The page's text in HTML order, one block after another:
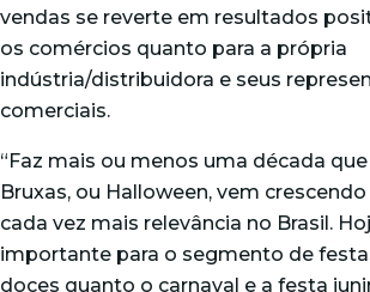
vendas se reverte em resultados
os comércios quanto para a própria
indústria/distribuidora e seus
comerciais.
“Faz mais ou menos uma década
Bruxas, ou Halloween, vem
cada vez mais relevância no Brasil.
importante para o segmento de
doces quanto o carnaval e a festa